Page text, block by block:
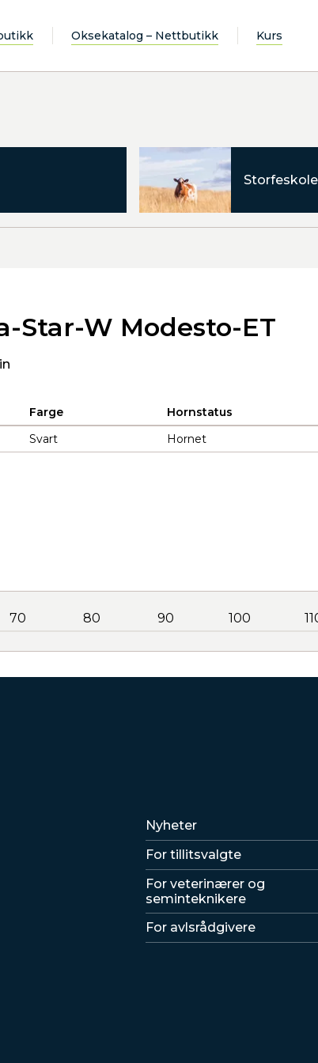
Oksekatalog – Nettbutikk Kurs
Star-W Modesto-ET
Farge Hornstatus
Svart Hornet
70 80 90 100
Lenker
Nyheter
For tillitsvalgte
For veterinærer og
seminteknikere
For avlsrådgivere